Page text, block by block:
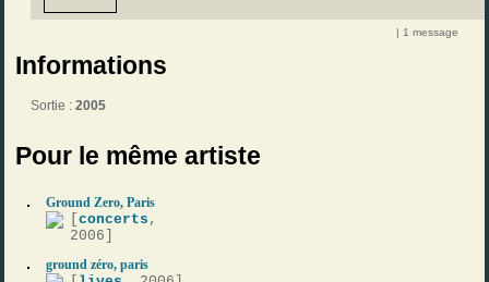
| 1 message
Informations
Sortie :2005
Pour le même artiste
Ground Zero, Paris
[concerts ,
2006]
ground zéro, paris